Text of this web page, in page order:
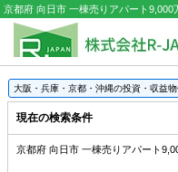
京都府 向日市 一棟売りアパート9,000
大阪・兵庫・京都・沖縄の投資・収益
現在の検索条件
京都府 向日市 一棟売りアパート